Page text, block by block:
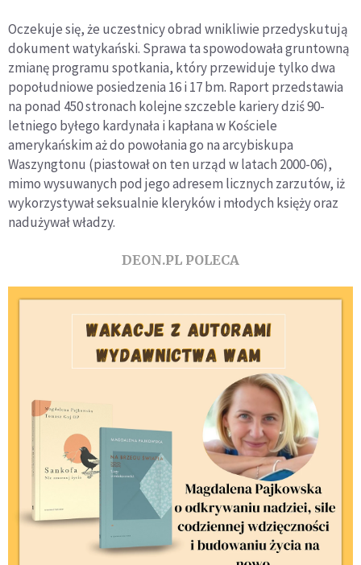
Oczekuje się, że uczestnicy obrad wnikliwie przedyskutują
dokument watykański. Sprawa ta spowodowała gruntowną
zmianę programu spotkania, który przewiduje tylko dwa
popołudniowe posiedzenia 16 i 17 bm. Raport przedstawia
na ponad 450 stronach kolejne szczeble kariery dziś 90-
letniego byłego kardynała i kapłana w Kościele
amerykańskim aż do powołania go na arcybiskupa
Waszyngtonu (piastował on ten urząd w latach 2000-06),
mimo wysuwanych pod jego adresem licznych zarzutów, iż
wykorzystywał seksualnie kleryków i młodych księży oraz
nadużywał władzy.
DEON.PL POLECA